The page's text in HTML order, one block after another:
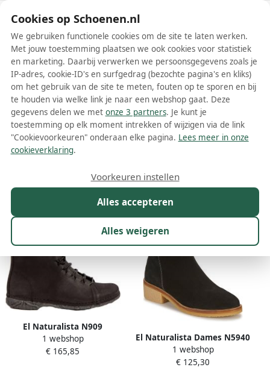
Schoenen.nl
Wis filters Alle filters
Zwarte El Naturalista dames laarzen
Meer lezen
El Naturalista N909
Pleasant Angkor
1 webshop
€ 165,85
El Naturalista Dames N5940
Silk Suede Irati black
1 webshop
€ 125,30
Cookies op Schoenen.nl
We gebruiken functionele cookies om de site te laten werken.
Met jouw toestemming plaatsen we ook cookies voor statistiek
en marketing. Daarbij verwerken we persoonsgegevens zoals je
IP-adres, cookie-ID's en surfgedrag (bezochte pagina's en kliks)
om het gebruik van de site te meten, fouten op te sporen en bij
te houden via welke link je naar een webshop gaat. Deze
gegevens delen we met onze 3 partners. Je kunt je
toestemming op elk moment intrekken of wijzigen via de link
"Cookievoorkeuren" onderaan elke pagina. Lees meer in onze
cookieverklaring.
Alles accepteren
Alles weigeren
Voorkeuren instellen